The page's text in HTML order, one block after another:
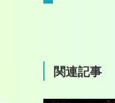
関連記事